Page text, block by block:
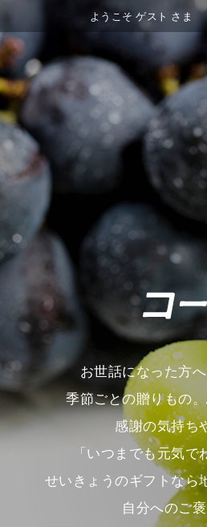
ようこそゲスト さま
お世話になった方
季節ごとの贈りもの
感謝の気持ち
「いつまでも元気
せいきょうのギフトなら
自分へのご